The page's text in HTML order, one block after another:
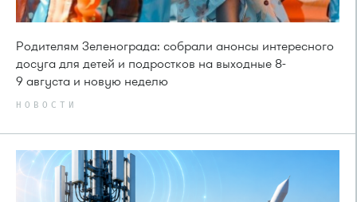
Родителям Зеленограда: собрали анонсы интересного
досуга для детей и подростков на выходные 8-
9 августа и новую неделю
НОВОСТИ